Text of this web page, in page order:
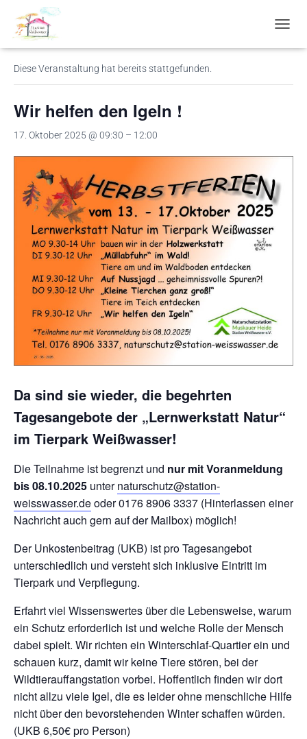
A
G
« Alle Veranstaltungen
Diese Veranstaltung hat bereits stattgefunden.
Wir helfen den Igeln !
17. Oktober 2025 @ 09:30 – 12:00
Da sind sie wieder, die begehrten
Tagesangebote der „Lernwerkstatt Natur“
im Tierpark Weißwasser!
Die Teilnahme ist begrenzt und nur mit Voranmeldung
bis 08.10.2025 unternaturschutz@station-
weisswasser.deoder 0176 8906 3337 (Hinterlassen einer
Nachricht auch gern auf der Mailbox) möglich!
Der Unkostenbeitrag (UKB) ist pro Tagesangebot
unterschiedlich und versteht sich inklusive Eintritt im
Tierpark und Verpflegung.
Erfahrt viel Wissenswertes über die Lebensweise, warum
ein Schutz erforderlich ist und welche Rolle der Mensch
dabei spielt. Wir richten ein Winterschlaf-Quartier ein und
schauen kurz, damit wir keine Tiere stören, bei der
Wildtierauffangstation vorbei. Hoffentlich finden wir dort
nicht allzu viele Igel, die es leider ohne menschliche Hilfe
nicht über den bevorstehenden Winter schaffen würden.
(UKB 6,50€ pro Person)